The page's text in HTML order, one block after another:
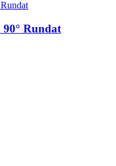
90° Rundat